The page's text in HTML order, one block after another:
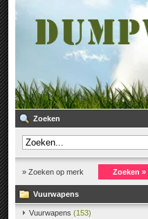
Zoeken
» Zoeken op merk Zoeken »
Vuurwapens
Vuurwapens (153)